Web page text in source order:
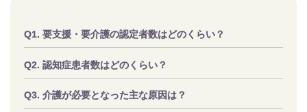
要支援・要介護の認定者数はどのくらい？
認知症患者数はどのくらい？
介護が必要となった主な原因は？